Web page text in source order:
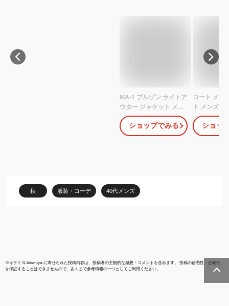
MA-1 ブルゾン ライトア
ウター ジャケット メン
ズ 秋 秋服 長袖 カジュア
ル ジャージー リブ 伸縮
性 ストレッチ 無地 スリ
ショップでみる
コート メン
ト メンズ
ゃれ 春秋
ナー メンズ
ウェット コ
ショッ
秋 服装・コーデ 40代メンズ
※キテミヨ-kitemiyo-に寄せられた投稿内容は、投稿者の主観的な感想・コメントを含みます。 投稿の信憑性・正確性
を保証することはできませんので、あくまで参考情報の一つとしてご利用ください。